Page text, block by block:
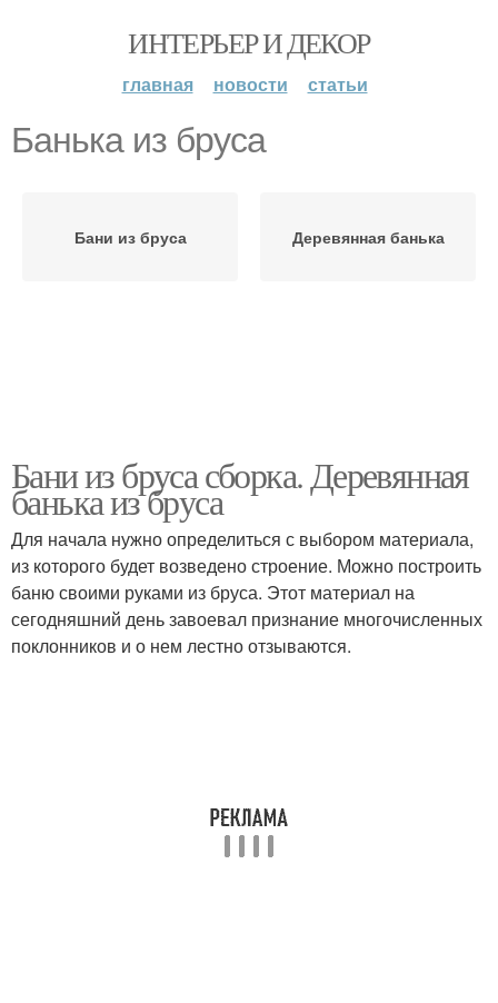
ИНТЕРЬЕР И ДЕКОР
главная новости статьи
Банька из бруса
Бани из бруса Деревянная банька
Бани из бруса сборка. Деревянная
банька из бруса
Для начала нужно определиться с выбором материала,
из которого будет возведено строение. Можно построить
баню своими руками из бруса. Этот материал на
сегодняшний день завоевал признание многочисленных
поклонников и о нем лестно отзываются.